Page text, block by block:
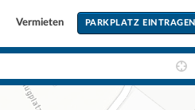
Vermieten PARKPLATZ EINTRAGEN